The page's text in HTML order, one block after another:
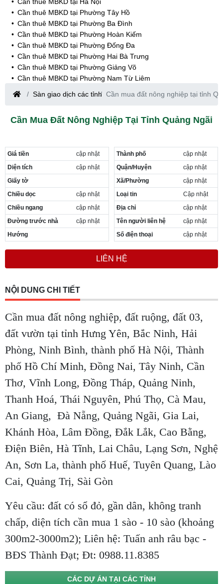
Cần thuê MBKD tại Hà Nội
Cần thuê MBKD tại Phường Tây Hồ
Cần thuê MBKD tại Phường Ba Đình
Cần thuê MBKD tại Phường Hoàn Kiếm
Cần thuê MBKD tại Phường Đống Đa
Cần thuê MBKD tại Phường Hai Bà Trưng
Cần thuê MBKD tại Phường Giảng Võ
Cần thuê MBKD tại Phường Nam Từ Liêm
Cần thuê MBKD tại Phường Cầu Giấy
Cần thuê MBKD tại Phường Thanh Xuân
Cần thuê MBKD tại Phường Hà Đông
Cần thuê MBKD tại Phường Yên Hòa
Cần thuê MBKD tại Phường Nghĩa Độ
Cần thuê MBKD tại Phường Phương Liệt
Cần thuê MBKD tại Phường Khương Đình
Cần thuê MBKD tại Phường Yên Sở
Cần thuê MBKD tại Phường Hoàng Liệt
Cần thuê MBKD tại Phường Định Công
Cần thuê MBKD tại Phường Tương Mai
Cần thuê MBKD tại Phường Vĩnh Hưng
Cần thuê MBKD tại Phường Lĩnh Nam
Cần thuê MBKD tại Phường Hồng Hà
Cần thuê MBKD tại Phường Văn Miếu
Cần thuê MBKD tại Phường Kim Liên
Cần thuê MBKD tại Phường Vĩnh Tuy
Sàn giao dịch các tỉnh Cần mua đất nông nghiệp tại tỉnh
Cần Mua Đất Nông Nghiệp Tại Tỉnh Quảng Ngãi
Giá tiền
cập nhật
Diện tích
cập nhật
Giấy tờ
Chiều dọc
cập nhật
Chiều ngang
cập nhật
Đường trước nhà
cập nhật
Hướng
Thành phố
cập nhật
Quận/Huyện
cập nhật
Xã/Phường
cập nhật
Loại tin
Cập nhật
Địa chỉ
cập nhật
Tên người liên hệ
cập nhật
Số điện thoại
cập nhật
LIÊN HỆ
NỘI DUNG CHI TIẾT
Cần mua đất nông nghiệp, đất ruộng, đất 03,
đất vườn tại tỉnh Hưng Yên, Bắc Ninh, Hải
Phòng, Ninh Bình, thành phố Hà Nội, Thành
phố Hồ Chí Minh, Đồng Nai, Tây Ninh, Cần
Thơ, Vĩnh Long, Đồng Tháp, Quảng Ninh,
Thanh Hoá, Thái Nguyên, Phú Thọ, Cà Mau,
An Giang, Đà Nẵng, Quảng Ngãi, Gia Lai,
Khánh Hòa, Lâm Đồng, Đắk Lắk, Cao Bằng,
Điện Biên, Hà Tĩnh, Lai Châu, Lạng Sơn, Nghệ
An, Sơn La, thành phố Huế, Tuyên Quang, Lào
Cai, Quảng Trị, Sài Gòn
Yêu cầu: đất có sổ đỏ, gần dân, không tranh
chấp, diện tích cần mua 1 sào - 10 sào (khoảng
300m2-3000m2); Liên hệ: Tuấn anh râu bạc -
BĐS Thành Đạt; Đt: 0988.11.8385
CÁC DỰ ÁN TẠI CÁC TỈNH